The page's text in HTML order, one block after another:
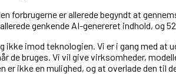
forbrugerne er allerede begyndt at
genkende AI-genereret indhold,
ikke imod teknologien. Vi er i gang med
de bruges. Vi vil give virksomheder,
ikke en mulighed, og at overlade den til